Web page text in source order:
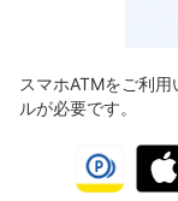
スマホATMをご利
ルが必要です。